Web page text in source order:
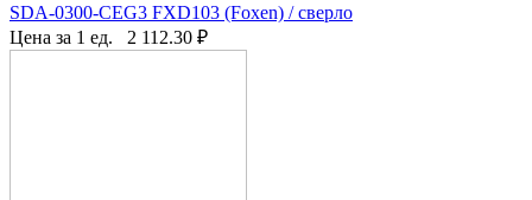
SDA-0300-CEG3 FXD103 (Foxen) / сверло
Цена за 1 ед.
2 112.30 ₽